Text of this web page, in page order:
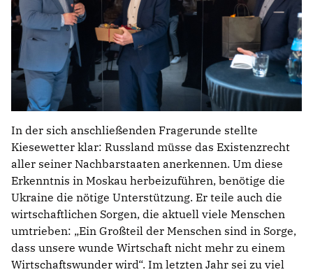
In der sich anschließenden Fragerunde stellte
Kiesewetter klar: Russland müsse das Existenzrecht
aller seiner Nachbarstaaten anerkennen. Um diese
Erkenntnis in Moskau herbeizuführen, benötige die
Ukraine die nötige Unterstützung. Er teile auch die
wirtschaftlichen Sorgen, die aktuell viele Menschen
umtrieben: „Ein Großteil der Menschen sind in Sorge,
dass unsere wunde Wirtschaft nicht mehr zu einem
Wirtschaftswunder wird“. Im letzten Jahr sei zu viel